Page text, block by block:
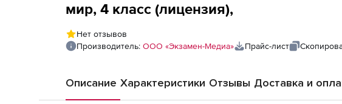
мир, 4 класс (лицензия),
Нет отзывов
Производитель: ООО «Экзамен-Медиа» Прайс-лист
Описание Характеристики Отзывы Доставка и